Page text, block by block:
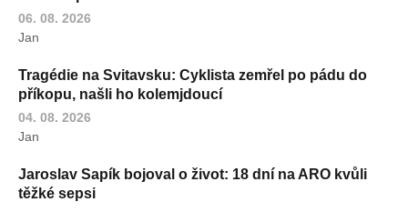
06. 08. 2026
Jan
Tragédie na Svitavsku: Cyklista zemřel po pádu do
příkopu, našli ho kolemjdoucí
04. 08. 2026
Jan
Jaroslav Sapík bojoval o život: 18 dní na ARO kvůli
těžké sepsi